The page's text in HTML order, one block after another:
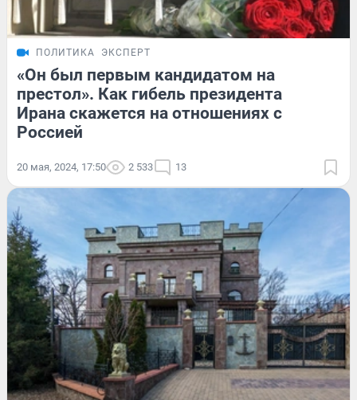
ПОЛИТИКА ЭКСПЕРТ
«Он был первым кандидатом на
престол». Как гибель президента
Ирана скажется на отношениях с
Россией
20 мая, 2024, 17:50 2 533 13